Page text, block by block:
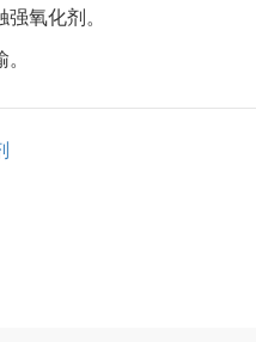
氧化剂。